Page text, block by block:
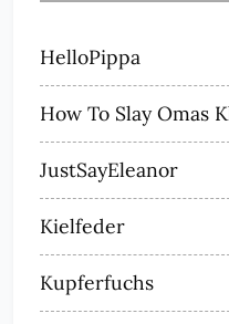
HelloPippa
How To Slay Omas
JustSayEleanor
Kielfeder
Kupferfuchs